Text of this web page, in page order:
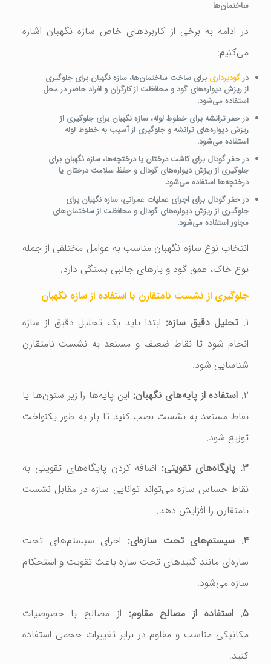
ساختمان‌ها
در ادامه به برخی از کاربردهای خاص سازه نگهبان اشاره
می‌کنیم:
درگودبرداری برای ساخت ساختمان‌ها، سازه نگهبان برای جلوگیری
از ریزش دیواره‌های گود و محافظت از کارگران و افراد حاضر در محل
استفاده می‌شود.
در حفر ترانشه برای خطوط لوله، سازه نگهبان برای جلوگیری از
ریزش دیواره‌های ترانشه و جلوگیری از آسیب به خطوط لوله
استفاده می‌شود.
در حفر گودال برای کاشت درختان یا درختچه‌ها، سازه نگهبان برای
جلوگیری از ریزش دیواره‌های گودال و حفظ سلامت درختان یا
درختچه‌ها استفاده می‌شود.
در حفر گودال برای اجرای عملیات عمرانی، سازه نگهبان برای
جلوگیری از ریزش دیواره‌های گودال و محافظت از ساختمان‌های
مجاور استفاده می‌شود.
انتخاب نوع سازه نگهبان مناسب به عوامل مختلفی از جمله
نوع خاک، عمق گود و بارهای جانبی بستگی دارد.
جلوگیری از نشست نامتقارن با استفاده از سازه نگهبان
۱. تحلیل دقیق سازه: ابتدا باید یک تحلیل دقیق از سازه
انجام شود تا نقاط ضعیف و مستعد به نشست نامتقارن
شناسایی شود.
۲. استفاده از پایه‌های نگهبان: این پایه‌ها را زیر ستون‌ها یا
نقاط مستعد به نشست نصب کنید تا بار به طور یکنواخت
توزیع شود.
۳. پایگاه‌های تقویتی:
اضافه کردن پایگاه‌های تقویتی به
نقاط حساس سازه می‌تواند توانایی سازه در مقابل نشست
نامتقارن را افزایش دهد.
۴. سیستم‌های تحت سازه‌ای:
اجرای سیستم‌های تحت
سازه‌ای مانند گنبدهای تحت سازه باعث تقویت و استحکام
سازه می‌شود.
۵. استفاده از مصالح مقاوم:
از مصالح با خصوصیات
مکانیکی مناسب و مقاوم در برابر تغییرات حجمی استفاده
کنید.